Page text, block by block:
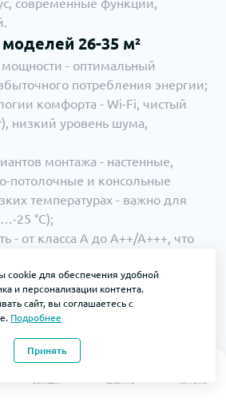
Закладки
0
Сравнить Контакты
современные функции,
26-35 м²
- оптимальный
потребления энергии;
комфорта - Wi-Fi, чистый
низкий уровень шума,
монтажа - настенные,
потолочные и консольные
температурах - важно для
25 °C);
- от класса A до A++/A+++, что
ведь премиум-функции
стоимости;
потолочных вариантов;
cookie для обеспечения удобной
и персонализации контента.
сайт, вы соглашаетесь с
Подробнее
Принять